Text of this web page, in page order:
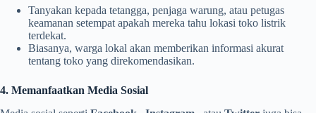
Tanyakan kepada tetangga, penjaga warung, atau petugas
keamanan setempat apakah mereka tahu lokasi toko listrik
terdekat.
Biasanya, warga lokal akan memberikan informasi akurat
tentang toko yang direkomendasikan.
4. Memanfaatkan Media Sosial